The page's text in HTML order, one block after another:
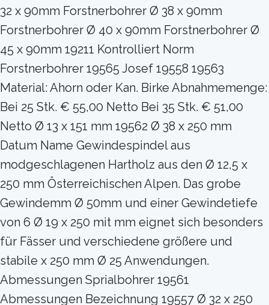
32 x 90mm Forstnerbohrer Ø 38 x 90mm
Forstnerbohrer Ø 40 x 90mm Forstnerbohrer Ø
45 x 90mm 19211 Kontrolliert Norm
Forstnerbohrer 19565 Josef 19558 19563
Material: Ahorn oder Kan. Birke Abnahmemenge:
Bei 25 Stk. € 55,00 Netto Bei 35 Stk. € 51,00
Netto Ø 13 x 151 mm 19562 Ø 38 x 250 mm
Datum Name Gewindespindel aus
modgeschlagenen Hartholz aus den Ø 12,5 x
250 mm Österreichischen Alpen. Das grobe
Gewindemm Ø 50mm und einer Gewindetiefe
von 6 Ø 19 x 250 mit mm eignet sich besonders
für Fässer und verschiedene größere und
stabile x 250 mm Ø 25 Anwendungen.
Abmessungen Sprialbohrer 19561
Abmessungen Bezeichnung 19557 Ø 32 x 250